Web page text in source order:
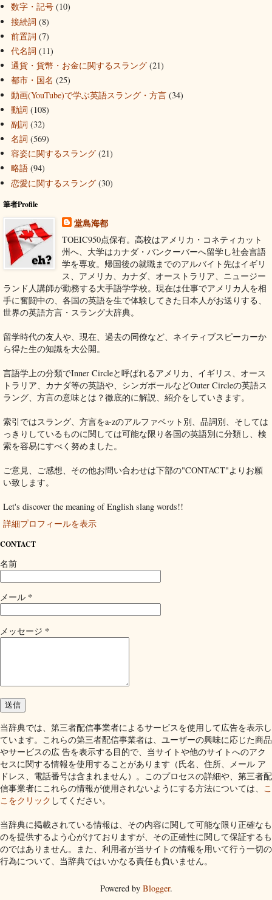
数字・記号 (10)
接続詞 (8)
前置詞 (7)
代名詞 (11)
通貨・貨幣・お金に関するスラング (21)
都市・国名 (25)
動画(YouTube)で学ぶ英語スラング・方言 (34)
動詞 (108)
副詞 (32)
名詞 (569)
容姿に関するスラング (21)
略語 (94)
恋愛に関するスラング (30)
筆者Profile
堂島海都
TOEIC950点保有。高校はアメリカ・コネティカット
州へ、大学はカナダ・バンクーバーへ留学し社会言語
学を専攻。帰国後の就職までのアルバイト先はイギリ
ス、アメリカ、カナダ、オーストラリア、ニュージー
ランド人講師が勤務する大手語学学校。現在は仕事でアメリカ人を相
手に奮闘中の、各国の英語を生で体験してきた日本人がお送りする、
世界の英語方言・スラング大辞典。
留学時代の友人や、現在、過去の同僚など、ネイティブスピーカーか
ら得た生の知識を大公開。
言語学上の分類でInner Circleと呼ばれるアメリカ、イギリス、オース
トラリア、カナダ等の英語や、シンガポールなどOuter Circleの英語ス
ラング、方言の意味とは？徹底的に解説、紹介をしていきます。
索引ではスラング、方言をa-zのアルファベット別、品詞別、そしては
っきりしているものに関しては可能な限り各国の英語別に分類し、検
索を容易にすべく努めました。
ご意見、ご感想、その他お問い合わせは下部の"CONTACT"よりお願
い致します。
Let's discover the meaning of English slang words!!
詳細プロフィールを表示
CONTACT
名前
メール *
メッセージ *
当辞典では、第三者配信事業者によるサービスを使用して広告を表示し
ています。これらの第三者配信事業者は、ユーザーの興味に応じた商品
やサービスの広 告を表示する目的で、当サイトや他のサイトへのアク
セスに関する情報を使用することがあります（氏名、住所、メール ア
ドレス、電話番号は含まれません）。このプロセスの詳細や、第三者配
信事業者にこれらの情報が使用されないようにする方法については、
こ
こをクリック してください。
当辞典に掲載されている情報は、その内容に関して可能な限り正確なも
のを提供するよう心がけておりますが、その正確性に関して保証するも
のではありません。また、利用者が当サイトの情報を用いて行う一切の
行為について、当辞典ではいかなる責任も負いません。
Powered by Blogger.